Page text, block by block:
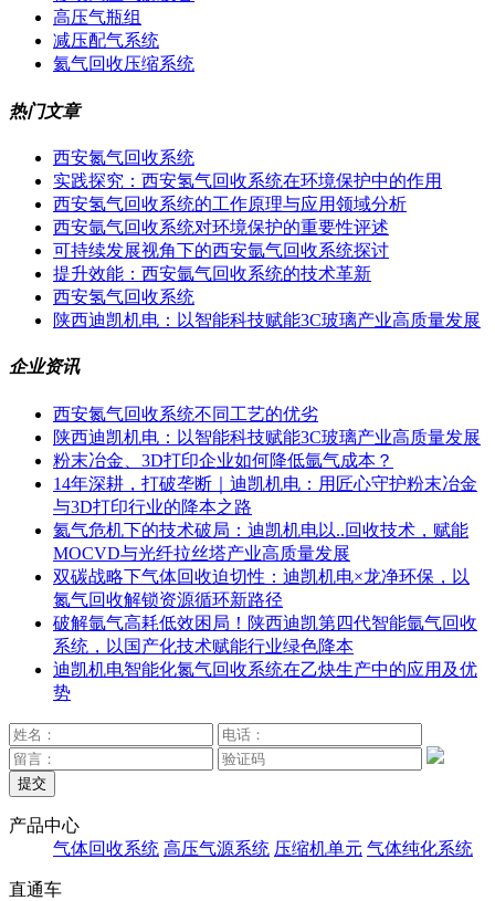
高压气瓶组
减压配气系统
氦气回收压缩系统
热门文章
西安氮气回收系统
实践探究：西安氢气回收系统在环境保护中的作用
西安氢气回收系统的工作原理与应用领域分析
西安氩气回收系统对环境保护的重要性评述
可持续发展视角下的西安氩气回收系统探讨
提升效能：西安氩气回收系统的技术革新
西安氢气回收系统
陕西迪凯机电：以智能科技赋能3C玻璃产业高质量发展
企业资讯
西安氮气回收系统不同工艺的优劣
陕西迪凯机电：以智能科技赋能3C玻璃产业高质量发展
粉末冶金、3D打印企业如何降低氩气成本？
14年深耕，打破垄断｜迪凯机电：用匠心守护粉末冶金
与3D打印行业的降本之路
氦气危机下的技术破局：迪凯机电以..回收技术，赋能
MOCVD与光纤拉丝塔产业高质量发展
双碳战略下气体回收迫切性：迪凯机电×龙净环保，以
氮气回收解锁资源循环新路径
破解氩气高耗低效困局！陕西迪凯第四代智能氩气回收
系统，以国产化技术赋能行业绿色降本
迪凯机电智能化氮气回收系统在乙炔生产中的应用及优
势
提交
产品中心
气体回收系统 高压气源系统 压缩机单元 气体纯化系统
直通车